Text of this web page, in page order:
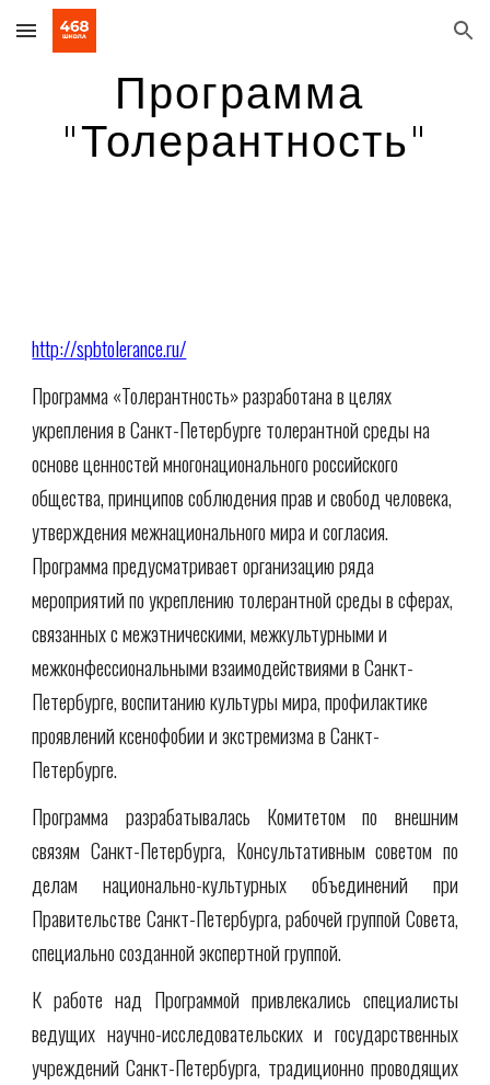
Skip to main content Skip to navigation
Программа
"Толерантность"
http://spbtolerance.ru/
Программа «Толерантность» разработана в целях
укрепления в Санкт-Петербурге толерантной среды на
основе ценностей многонационального российского
общества, принципов соблюдения прав и свобод человека,
утверждения межнационального мира и согласия.
Программа предусматривает организацию ряда
мероприятий по укреплению толерантной среды в сферах,
связанных с межэтническими, межкультурными и
межконфессиональными взаимодействиями в Санкт-
Петербурге, воспитанию культуры мира, профилактике
проявлений ксенофобии и экстремизма в Санкт-
Петербурге.
Программа разрабатывалась Комитетом по внешним
связям Санкт-Петербурга, Консультативным советом по
делам национально-культурных объединений при
Правительстве Санкт-Петербурга, рабочей группой Совета,
специально созданной экспертной группой.
К работе над Программой привлекались специалисты
ведущих научно-исследовательских и государственных
учреждений Санкт-Петербурга, традиционно проводящих